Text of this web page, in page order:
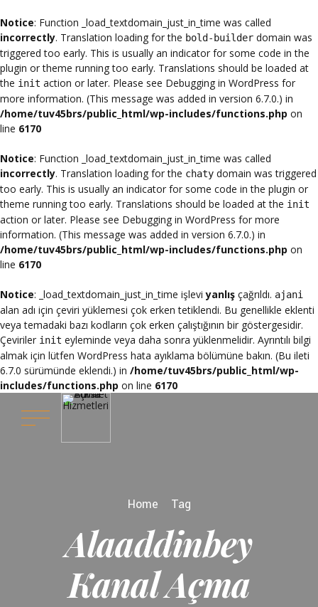
Notice: Function _load_textdomain_just_in_time was called
incorrectly. Translation loading for the bold-builder domain was
triggered too early. This is usually an indicator for some code in the
plugin or theme running too early. Translations should be loaded at
the init action or later. Please see Debugging in WordPress for
more information. (This message was added in version 6.7.0.) in
/home/tuv45brs/public_html/wp-includes/functions.php on
line 6170
Notice: Function _load_textdomain_just_in_time was called
incorrectly. Translation loading for the chaty domain was triggered
too early. This is usually an indicator for some code in the plugin or
theme running too early. Translations should be loaded at the init
action or later. Please see Debugging in WordPress for more
information. (This message was added in version 6.7.0.) in
/home/tuv45brs/public_html/wp-includes/functions.php on
line 6170
Notice: _load_textdomain_just_in_time işleviyanlış çağrıldı. ajani
alan adı için çeviri yüklemesi çok erken tetiklendi. Bu genellikle eklenti
veya temadaki bazı kodların çok erken çalıştığının bir göstergesidir.
Çeviriler init eyleminde veya daha sonra yüklenmelidir. Ayrıntılı bilgi
almak için lütfen WordPress hata ayıklama bölümüne bakın. (Bu ileti
6.7.0 sürümünde eklendi.) in /home/tuv45brs/public_html/wp-
includes/functions.php on line 6170
Home Tag
Alaaddinbey
Kanal Açma